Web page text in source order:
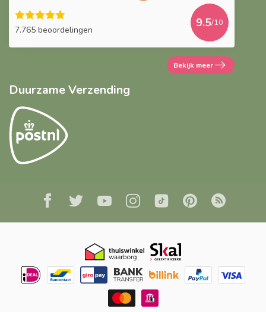
7.765 beoordelingen
9.5/10
Bekijk meer
Duurzame Verzending